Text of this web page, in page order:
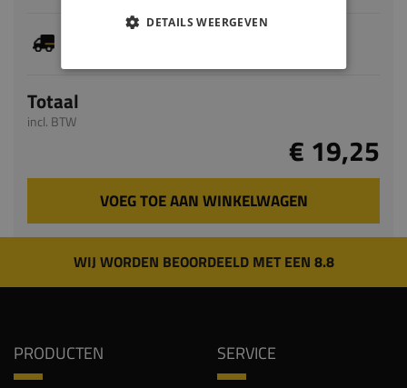
Je hebt gekozen voor maatwerk, de verwachte
Totaal
incl. BTW
€ 19,25
VOEG TOE AAN WINKELWAGEN
WIJ WORDEN BEOORDEELD MET EEN 8.8
PRODUCTEN SERVICE
DETAILS WEERGEVEN